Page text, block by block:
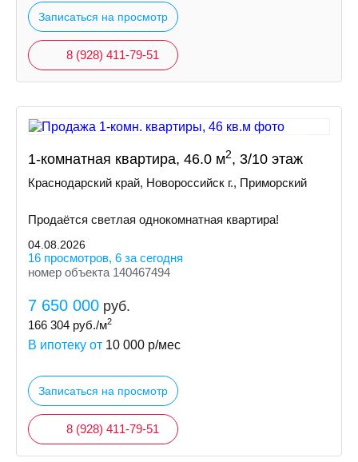
Записаться на просмотр
8 (928) 411-79-51
1-комнатная квартира, 46.0 м2, 3/10 этаж
Краснодарский край, Новороссийск г., Приморский
Продаётся светлая однокомнатная квартира!
04.08.2026
16 просмотров, 6 за сегодня
номер объекта 140467494
7 650 000 руб.
166 304 руб./м2
В ипотеку от 10 000 р/мес
Записаться на просмотр
8 (928) 411-79-51